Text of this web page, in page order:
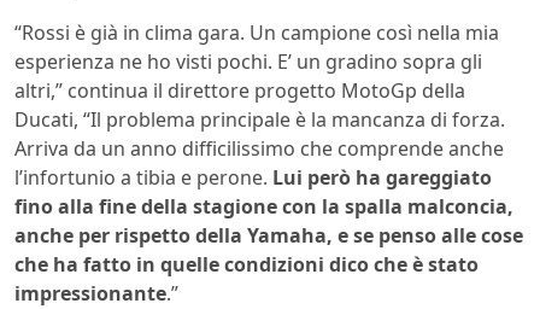
“Rossi è già in clima gara. Un campione così nella mia
esperienza ne ho visti pochi. E’ un gradino sopra gli
altri,” continua il direttore progetto MotoGp della
Ducati, “Il problema principale è la mancanza di forza.
Arriva da un anno difficilissimo che comprende anche
l’infortunio a tibia e perone. Lui però ha gareggiato
fino alla fine della stagione con la spalla malconcia,
anche per rispetto della Yamaha, e se penso alle cose
che ha fatto in quelle condizioni dico che è stato
impressionante.”